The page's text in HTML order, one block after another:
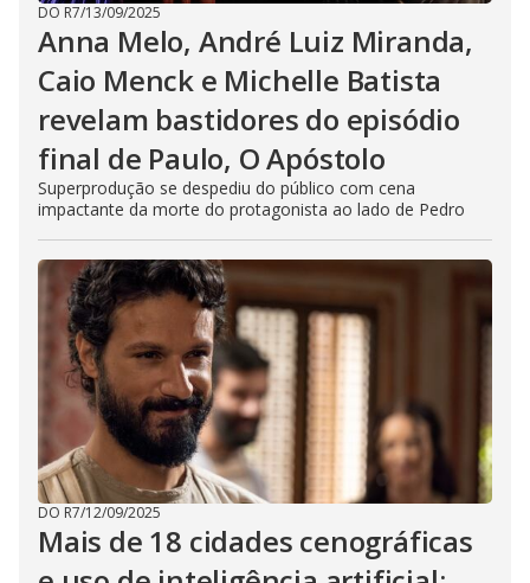
DO R7/13/09/2025
Anna Melo, André Luiz Miranda,
Caio Menck e Michelle Batista
revelam bastidores do episódio
final de Paulo, O Apóstolo
Superprodução se despediu do público com cena
impactante da morte do protagonista ao lado de Pedro
DO R7/12/09/2025
Mais de 18 cidades cenográficas